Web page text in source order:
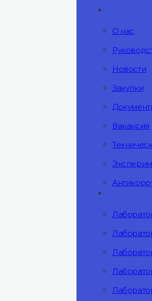
О нас
Новости
Закупки
Вакансия